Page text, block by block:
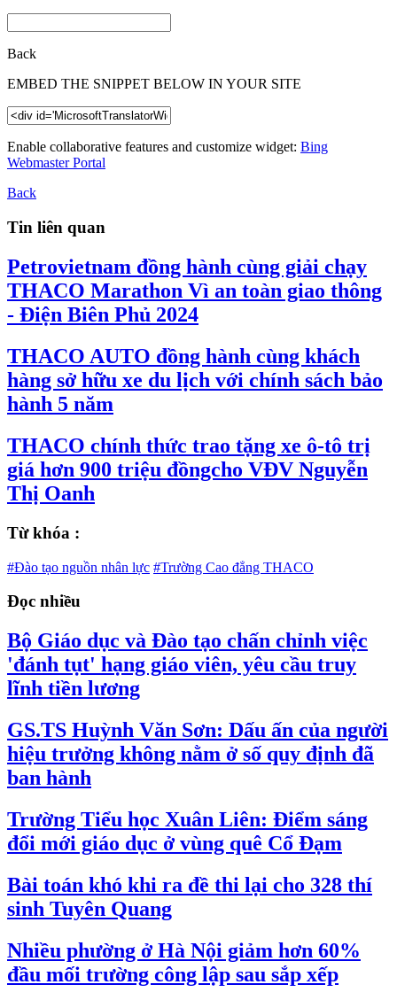
Back
EMBED THE SNIPPET BELOW IN YOUR SITE
Enable collaborative features and customize widget: Bing
Webmaster Portal
Back
Tin liên quan
Petrovietnam đồng hành cùng giải chạy
THACO Marathon Vì an toàn giao thông
- Điện Biên Phủ 2024
THACO AUTO đồng hành cùng khách
hàng sở hữu xe du lịch với chính sách bảo
hành 5 năm
THACO chính thức trao tặng xe ô-tô trị
giá hơn 900 triệu đồngcho VĐV Nguyễn
Thị Oanh
Từ khóa :
#Đào tạo nguồn nhân lực #Trường Cao đẳng THACO
Đọc nhiều
Bộ Giáo dục và Đào tạo chấn chỉnh việc
'đánh tụt' hạng giáo viên, yêu cầu truy
lĩnh tiền lương
GS.TS Huỳnh Văn Sơn: Dấu ấn của người
hiệu trưởng không nằm ở số quy định đã
ban hành
Trường Tiểu học Xuân Liên: Điểm sáng
đổi mới giáo dục ở vùng quê Cổ Đạm
Bài toán khó khi ra đề thi lại cho 328 thí
sinh Tuyên Quang
Nhiều phường ở Hà Nội giảm hơn 60%
đầu mối trường công lập sau sắp xếp